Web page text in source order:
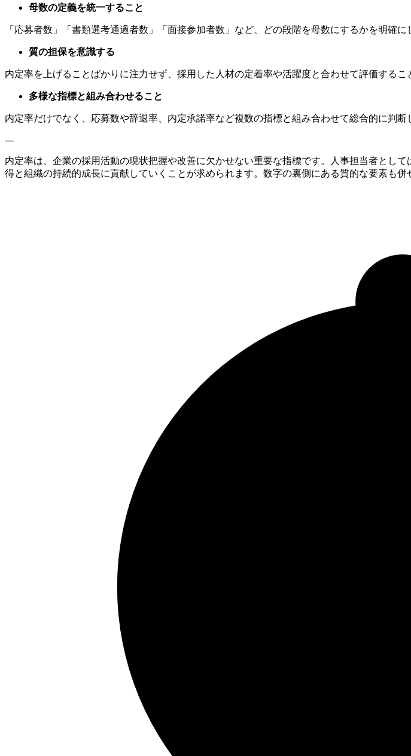
母数の定義を統一すること
「応募者数」「書類選考通過者数」「面接参加者数」など、どの段階を母数にするかを明確に
質の担保を意識する
内定率を上げることばかりに注力せず、採用した人材の定着率や活躍度と合わせて評価するこ
多様な指標と組み合わせること
内定率だけでなく、応募数や辞退率、内定承諾率など複数の指標と組み合わせて総合的に判断
---
内定率は、企業の採用活動の現状把握や改善に欠かせない重要な指標です。人事担当者とし
得と組織の持続的成長に貢献していくことが求められます。数字の裏側にある質的な要素も